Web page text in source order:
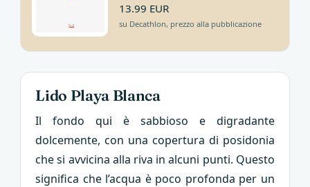
13.99 EUR
su Decathlon, prezzo alla pubblicazione
Lido Playa Blanca
Il fondo qui è sabbioso e digradante
dolcemente, con una copertura di posidonia
che si avvicina alla riva in alcuni punti. Questo
significa che l’acqua è poco profonda per un